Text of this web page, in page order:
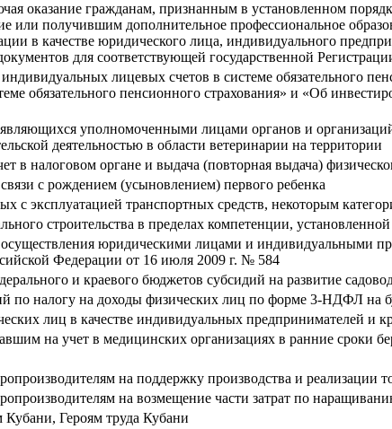
оказание гражданам, признанным в установленном
или получившим дополнительное профессиональное
в качестве юридического лица, индивидуального
для соответствующей государственной
лицевых счетов в системе обязательного
обязательного пенсионного страхования» и «Об
уполномоченными лицами органов и
деятельностью в области ветеринарии на территории
в налоговом органе и выдача (повторная выдача)
с рождением (усыновлением) первого ребенка
с эксплуатацией транспортных средств, некоторым
строительства в пределах компетенции,
юридическими лицами и индивидуальными
Федерации от 16 июля 2009 г. № 584
и краевого бюджетов субсидий на развитие
по налогу на доходы физических лиц по форме 3-НДФЛ на
лиц в качестве индивидуальных предпринимателей и
на учет в медицинских организациях в ранние сроки
на поддержку производства и реализации
на возмещение части затрат по
Героям труда Кубани